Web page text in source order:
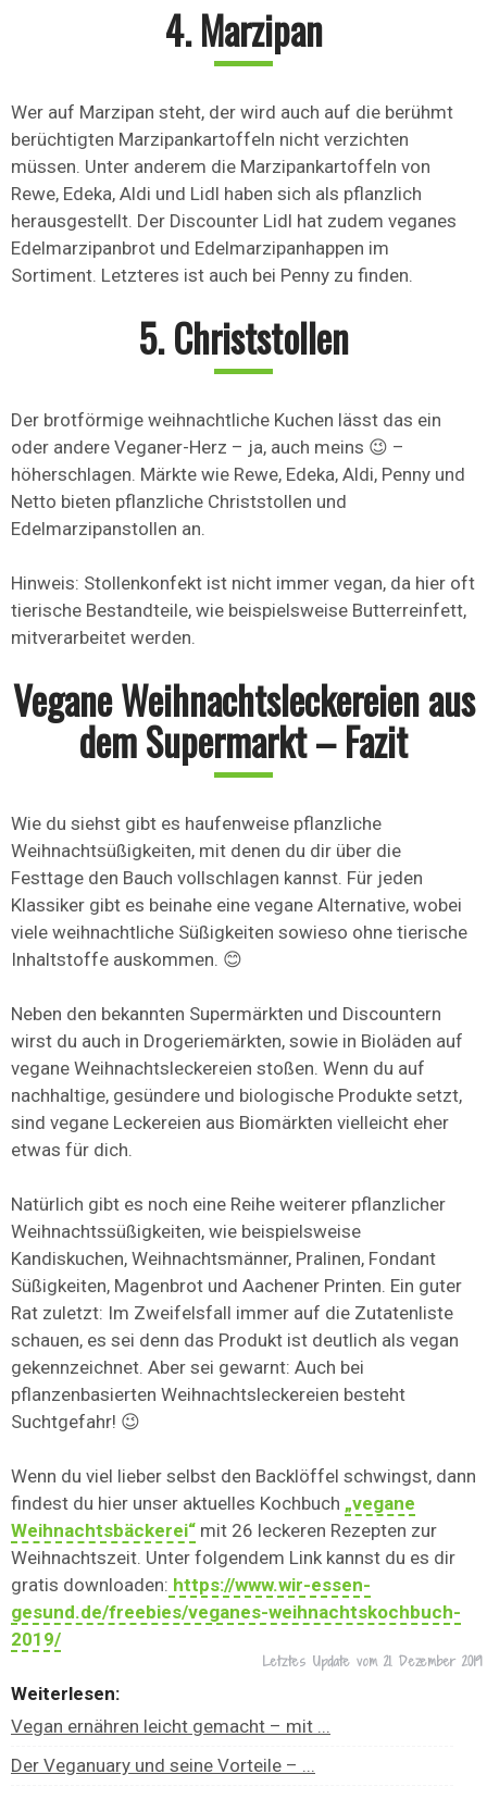
4. Marzipan
Wer auf Marzipan steht, der wird auch auf die berühmt
berüchtigten Marzipankartoffeln nicht verzichten
müssen. Unter anderem die Marzipankartoffeln von
Rewe, Edeka, Aldi und Lidl haben sich als pflanzlich
herausgestellt. Der Discounter Lidl hat zudem veganes
Edelmarzipanbrot und Edelmarzipanhappen im
Sortiment. Letzteres ist auch bei Penny zu finden.
5. Christstollen
Der brotförmige weihnachtliche Kuchen lässt das ein
oder andere Veganer-Herz – ja, auch meins 😉 –
höherschlagen. Märkte wie Rewe, Edeka, Aldi, Penny und
Netto bieten pflanzliche Christstollen und
Edelmarzipanstollen an.
Hinweis: Stollenkonfekt ist nicht immer vegan, da hier oft
tierische Bestandteile, wie beispielsweise Butterreinfett,
mitverarbeitet werden.
Vegane Weihnachtsleckereien aus
dem Supermarkt – Fazit
Wie du siehst gibt es haufenweise pflanzliche
Weihnachtsüßigkeiten, mit denen du dir über die
Festtage den Bauch vollschlagen kannst. Für jeden
Klassiker gibt es beinahe eine vegane Alternative, wobei
viele weihnachtliche Süßigkeiten sowieso ohne tierische
Inhaltstoffe auskommen. 😊
Neben den bekannten Supermärkten und Discountern
wirst du auch in Drogeriemärkten, sowie in Bioläden auf
vegane Weihnachtsleckereien stoßen. Wenn du auf
nachhaltige, gesündere und biologische Produkte setzt,
sind vegane Leckereien aus Biomärkten vielleicht eher
etwas für dich.
Natürlich gibt es noch eine Reihe weiterer pflanzlicher
Weihnachtssüßigkeiten, wie beispielsweise
Kandiskuchen, Weihnachtsmänner, Pralinen, Fondant
Süßigkeiten, Magenbrot und Aachener Printen. Ein guter
Rat zuletzt: Im Zweifelsfall immer auf die Zutatenliste
schauen, es sei denn das Produkt ist deutlich als vegan
gekennzeichnet. Aber sei gewarnt: Auch bei
pflanzenbasierten Weihnachtsleckereien besteht
Suchtgefahr! 😉
Wenn du viel lieber selbst den Backlöffel schwingst, dann
findest du hier unser aktuelles Kochbuch „vegane
Weihnachtsbäckerei“ mit 26 leckeren Rezepten zur
Weihnachtszeit. Unter folgendem Link kannst du es dir
gratis downloaden: https://www.wir-essen-
gesund.de/freebies/veganes-weihnachtskochbuch-
2019/
Letztes Update vom 21. Dezember 2019
Weiterlesen:
Vegan ernähren leicht gemacht – mit ...
Der Veganuary und seine Vorteile – ...